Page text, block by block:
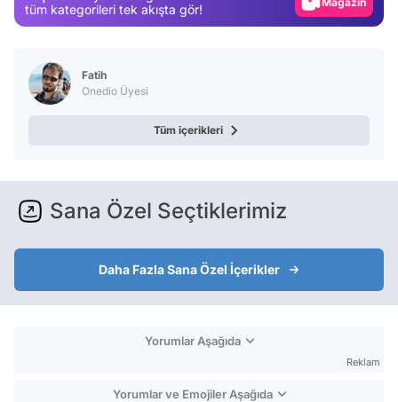
tüm kategorileri tek akışta gör!
Video
Fatih
Onedio Üyesi
Tüm içerikleri
Sana Özel Seçtiklerimiz
Daha Fazla Sana Özel İçerikler
Yorumlar Aşağıda
Reklam
Yorumlar ve Emojiler Aşağıda